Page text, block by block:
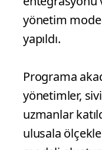
yönetim
yapıldı.
Programa
yönetimler,
uzmanlar
ulusala